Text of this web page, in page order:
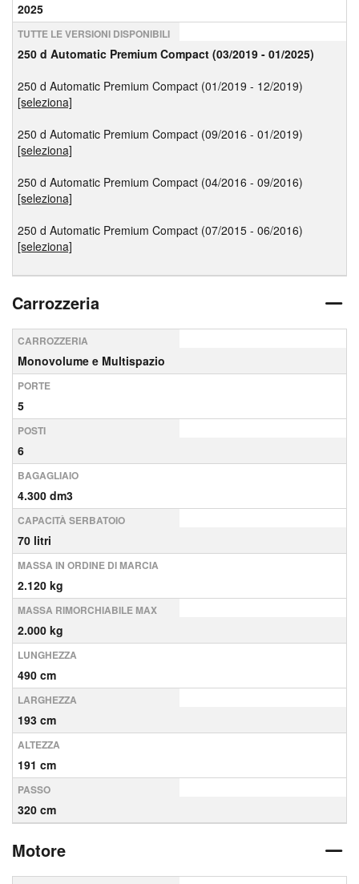
2025
TUTTE LE VERSIONI DISPONIBILI
250 d Automatic Premium Compact (03/2019 - 01/2025)
250 d Automatic Premium Compact (01/2019 - 12/2019)
[seleziona]
250 d Automatic Premium Compact (09/2016 - 01/2019)
[seleziona]
250 d Automatic Premium Compact (04/2016 - 09/2016)
[seleziona]
250 d Automatic Premium Compact (07/2015 - 06/2016)
[seleziona]
Carrozzeria
CARROZZERIA
Monovolume e Multispazio
PORTE
5
POSTI
6
BAGAGLIAIO
4.300 dm3
CAPACITÀ SERBATOIO
70 litri
MASSA IN ORDINE DI MARCIA
2.120 kg
MASSA RIMORCHIABILE MAX
2.000 kg
LUNGHEZZA
490 cm
LARGHEZZA
193 cm
ALTEZZA
191 cm
PASSO
320 cm
Motore